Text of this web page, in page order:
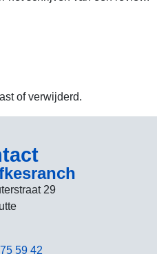
of verwijderd.
29
59 42